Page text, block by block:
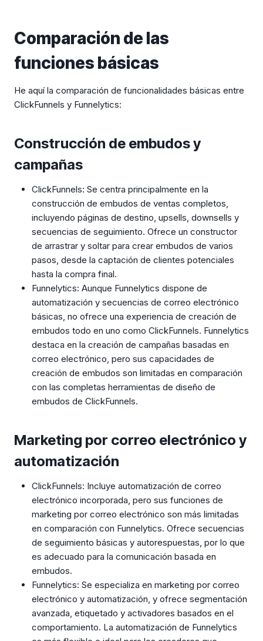
Comparación de las
funciones básicas
He aquí la comparación de funcionalidades básicas entre
ClickFunnels y Funnelytics:
Construcción de embudos y
campañas
ClickFunnels: Se centra principalmente en la
construcción de embudos de ventas completos,
incluyendo páginas de destino, upsells, downsells y
secuencias de seguimiento. Ofrece un constructor
de arrastrar y soltar para crear embudos de varios
pasos, desde la captación de clientes potenciales
hasta la compra final.
Funnelytics: Aunque Funnelytics dispone de
automatización y secuencias de correo electrónico
básicas, no ofrece una experiencia de creación de
embudos todo en uno como ClickFunnels. Funnelytics
destaca en la creación de campañas basadas en
correo electrónico, pero sus capacidades de
creación de embudos son limitadas en comparación
con las completas herramientas de diseño de
embudos de ClickFunnels.
Marketing por correo electrónico y
automatización
ClickFunnels: Incluye automatización de correo
electrónico incorporada, pero sus funciones de
marketing por correo electrónico son más limitadas
en comparación con Funnelytics. Ofrece secuencias
de seguimiento básicas y autorespuestas, por lo que
es adecuado para la comunicación basada en
embudos.
Funnelytics: Se especializa en marketing por correo
electrónico y automatización, y ofrece segmentación
avanzada, etiquetado y activadores basados en el
comportamiento. La automatización de Funnelytics